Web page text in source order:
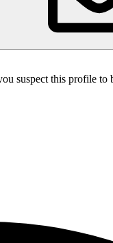
suspect this profile to